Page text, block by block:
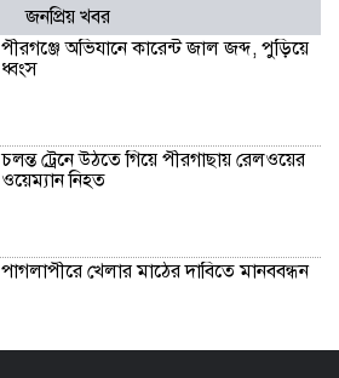
জনপ্রিয় খবর
পীরগঞ্জে অভিযানে কারেন্ট জাল জব্দ, পুড়িয়ে
ধ্বংস
চলন্ত ট্রেনে উঠতে গিয়ে পীরগাছায় রেলওয়ের
ওয়েম্যান নিহত
পাগলাপীরে খেলার মাঠের দাবিতে মানববন্ধন